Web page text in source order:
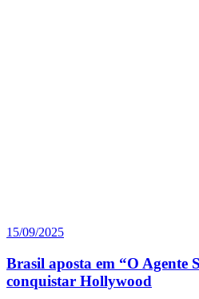
15/09/2025
Brasil aposta em “O Agente
conquistar Hollywood